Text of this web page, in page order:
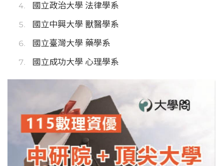
國立政治大學 法律學系
國立中興大學 獸醫學系
國立臺灣大學 藥學系
國立成功大學 心理學系